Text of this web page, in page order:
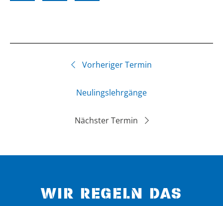
Vorheriger Termin
Neulingslehrgänge
Nächster Termin
WIR REGELN DAS